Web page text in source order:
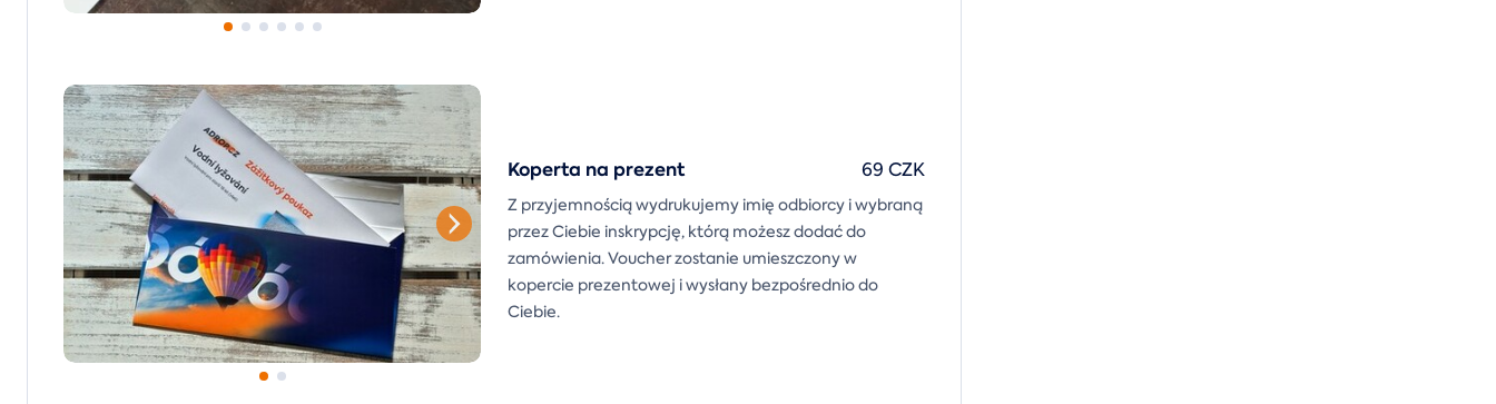
Koperta na prezent
Z przyjemnością wydrukujemy imię odbiorcy i wybraną
przez Ciebie inskrypcję, którą możesz dodać do
zamówienia. Voucher zostanie umieszczony w
kopercie prezentowej i wysłany bezpośrednio do
Ciebie.
69 CZK